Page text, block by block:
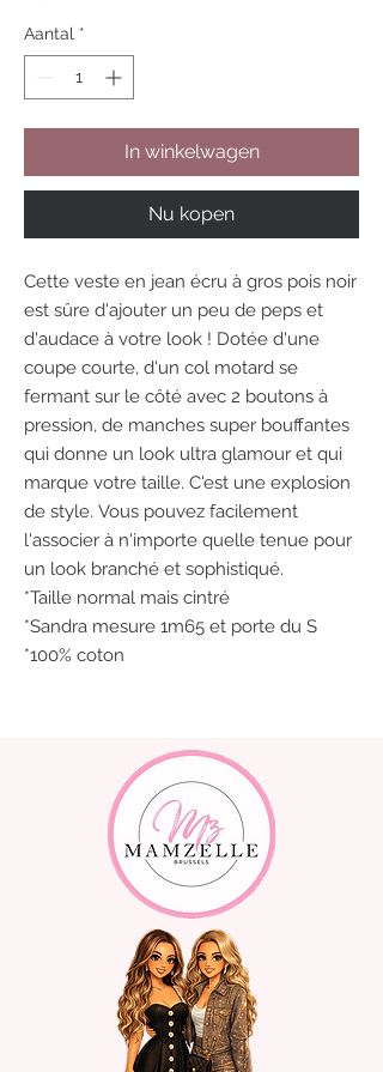
Aantal *
In winkelwagen
Nu kopen
Cette veste en jean écru à gros pois noir
est sûre d'ajouter un peu de peps et
d'audace à votre look ! Dotée d'une
coupe courte, d'un col motard se
fermant sur le côté avec 2 boutons à
pression, de manches super bouffantes
qui donne un look ultra glamour et qui
marque votre taille. C'est une explosion
de style. Vous pouvez facilement
l'associer à n'importe quelle tenue pour
un look branché et sophistiqué.
*Taille normal mais cintré
*Sandra mesure 1m65 et porte du S
*100% coton